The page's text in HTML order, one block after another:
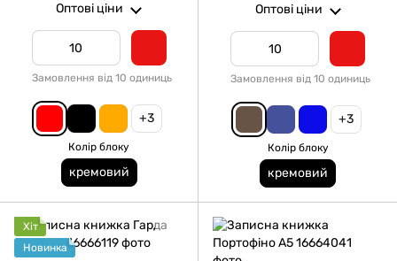
Оптові ціни
Замовлення від 10 одиниць
+3
Колір блоку
кремовий
Оптові ціни
Замовлення від 10 одиниць
+3
Колір блоку
кремовий
Хіт
Новинка